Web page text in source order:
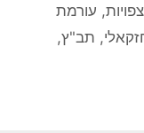
, עורמת
, תב"ץ,